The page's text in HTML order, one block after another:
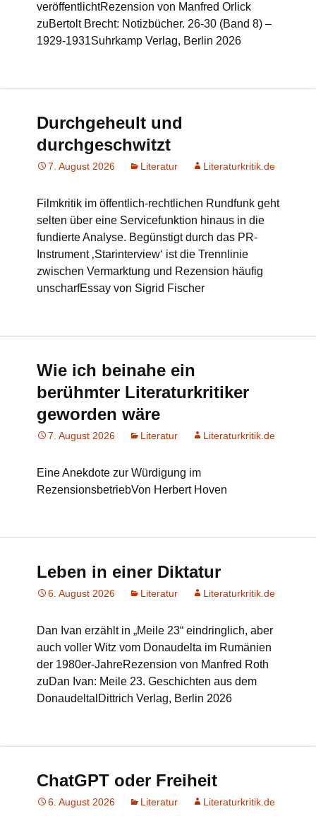
veröffentlichtRezension von Manfred Orlick
zuBertolt Brecht: Notizbücher. 26-30 (Band 8) –
1929-1931Suhrkamp Verlag, Berlin 2026
Durchgeheult und
durchgeschwitzt
7. August 2026 Literatur Literaturkritik.de
Filmkritik im öffentlich-rechtlichen Rundfunk geht
selten über eine Servicefunktion hinaus in die
fundierte Analyse. Begünstigt durch das PR-
Instrument ‚Starinterview‘ ist die Trennlinie
zwischen Vermarktung und Rezension häufig
unscharfEssay von Sigrid Fischer
Wie ich beinahe ein
berühmter Literaturkritiker
geworden wäre
7. August 2026 Literatur Literaturkritik.de
Eine Anekdote zur Würdigung im
RezensionsbetriebVon Herbert Hoven
Leben in einer Diktatur
6. August 2026 Literatur Literaturkritik.de
Dan Ivan erzählt in „Meile 23“ eindringlich, aber
auch voller Witz vom Donaudelta im Rumänien
der 1980er-JahreRezension von Manfred Roth
zuDan Ivan: Meile 23. Geschichten aus dem
DonaudeltalDittrich Verlag, Berlin 2026
ChatGPT oder Freiheit
6. August 2026 Literatur Literaturkritik.de